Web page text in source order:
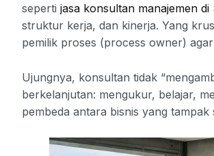
seperti jasa konsultan manajemen di
struktur kerja, dan kinerja. Yang
pemilik proses (process owner)
Ujungnya, konsultan tidak
berkelanjutan: mengukur, belajar,
pembeda antara bisnis yang